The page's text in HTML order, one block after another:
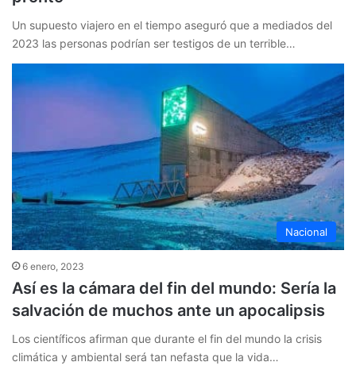
Un supuesto viajero en el tiempo aseguró que a mediados del
2023 las personas podrían ser testigos de un terrible…
Nacional
6 enero, 2023
Así es la cámara del fin del mundo: Sería la
salvación de muchos ante un apocalipsis
Los científicos afirman que durante el fin del mundo la crisis
climática y ambiental será tan nefasta que la vida…